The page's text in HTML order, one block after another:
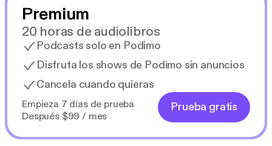
Premium
20 horas de audiolibros
Podcasts solo en Podimo
Disfruta los shows de Podimo sin anuncios
Cancela cuando quieras
Empieza 7 días de prueba
Después $99 / mes
Prueba gratis